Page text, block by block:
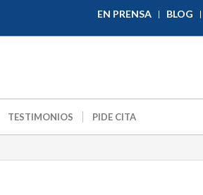
EN PRENSA BLOG
TESTIMONIOS PIDE CITA